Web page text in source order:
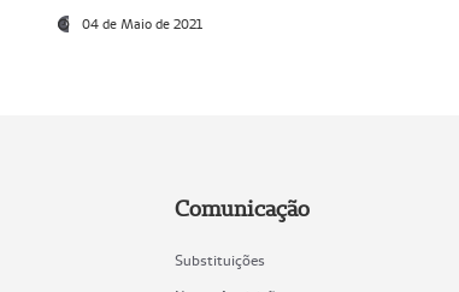
04 de Maio de 2021
Comunicação
Substituições